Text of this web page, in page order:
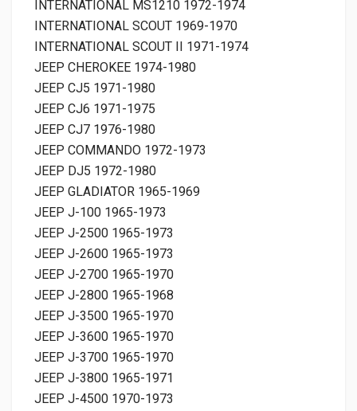
INTERNATIONAL MS1210 1972-1974
INTERNATIONAL SCOUT 1969-1970
INTERNATIONAL SCOUT II 1971-1974
JEEP CHEROKEE 1974-1980
JEEP CJ5 1971-1980
JEEP CJ6 1971-1975
JEEP CJ7 1976-1980
JEEP COMMANDO 1972-1973
JEEP DJ5 1972-1980
JEEP GLADIATOR 1965-1969
JEEP J-100 1965-1973
JEEP J-2500 1965-1973
JEEP J-2600 1965-1973
JEEP J-2700 1965-1970
JEEP J-2800 1965-1968
JEEP J-3500 1965-1970
JEEP J-3600 1965-1970
JEEP J-3700 1965-1970
JEEP J-3800 1965-1971
JEEP J-4500 1970-1973